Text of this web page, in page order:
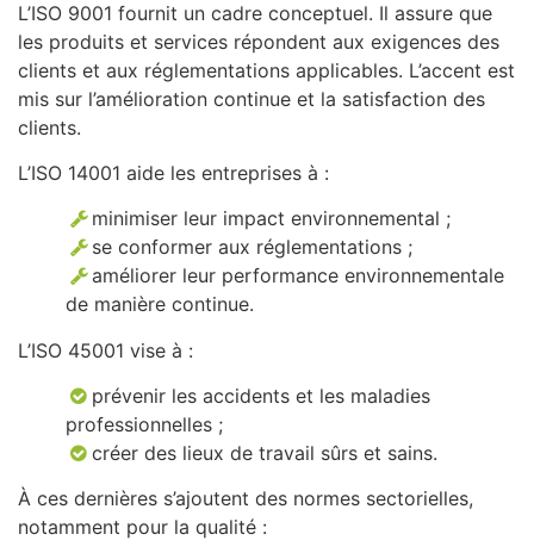
L’ISO 9001 fournit un cadre conceptuel. Il assure que
les produits et services répondent aux exigences des
clients et aux réglementations applicables. L’accent est
mis sur l’amélioration continue et la satisfaction des
clients.
L’ISO 14001 aide les entreprises à :
minimiser leur impact environnemental ;
se conformer aux réglementations ;
améliorer leur performance environnementale
de manière continue.
L’ISO 45001 vise à :
prévenir les accidents et les maladies
professionnelles ;
créer des lieux de travail sûrs et sains.
À ces dernières s’ajoutent des normes sectorielles,
notamment pour la qualité :